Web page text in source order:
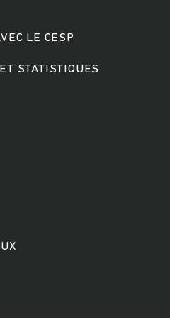
LE CESP
STATISTIQUES